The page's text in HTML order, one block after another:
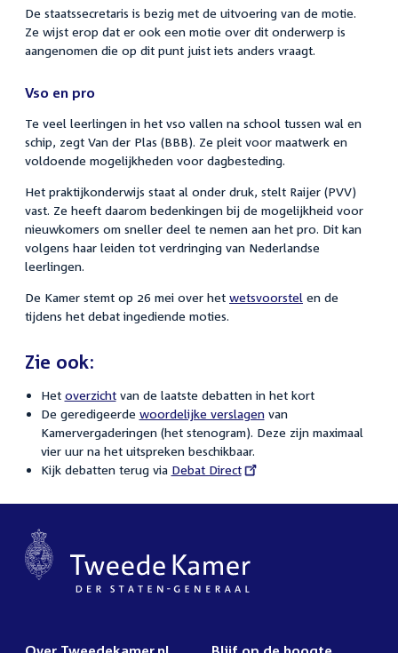
De staatssecretaris is bezig met de uitvoering van de motie.
Ze wijst erop dat er ook een motie over dit onderwerp is
aangenomen die op dit punt juist iets anders vraagt.
Vso en pro
Te veel leerlingen in het vso vallen na school tussen wal en
schip, zegt Van der Plas (BBB). Ze pleit voor maatwerk en
voldoende mogelijkheden voor dagbesteding.
Het praktijkonderwijs staat al onder druk, stelt Raijer (PVV)
vast. Ze heeft daarom bedenkingen bij de mogelijkheid voor
nieuwkomers om sneller deel te nemen aan het pro. Dit kan
volgens haar leiden tot verdringing van Nederlandse
leerlingen.
De Kamer stemt op 26 mei over het wetsvoorstel en de
tijdens het debat ingediende moties.
Zie ook:
Het overzichtvan de laatste debatten in het kort
De geredigeerde woordelijke verslagenvan
Kamervergaderingen (het stenogram). Deze zijn maximaal
vier uur na het uitspreken beschikbaar.
Kijk debatten terug via External
Debat Direct